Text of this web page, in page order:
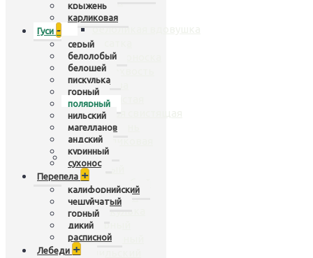
нырок
касатка
широконоска
шилохвость
кряква
гривистая
рыжая свистящая
крыжень
карликовая
Гуси
+
серый
белолобый
белошей
пискулька
горный
полярный
крыжень
карликовая
Гуси -
серый
белолобый
белошей
пискулька
горный
полярный
нильский
магелланов
андский
куринный
сухонос
Перепела +
калифорнийский
чешуйчатый
горный
дикий
расписной
Лебеди +